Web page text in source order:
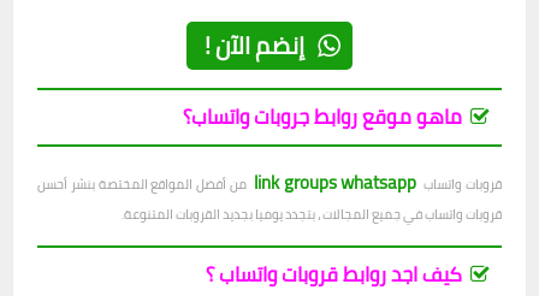
إنضم الآن !
ماهو موقع روابط جروبات واتساب؟
قروبات واتساب link groups whatsapp من أفضل المواقع المختصة بنشر أحسن
قروبات واتساب في جميع المجالات ، بتجدد يوميا بجديد القروبات المتنوعة.
كيف اجد روابط قروبات واتساب ؟